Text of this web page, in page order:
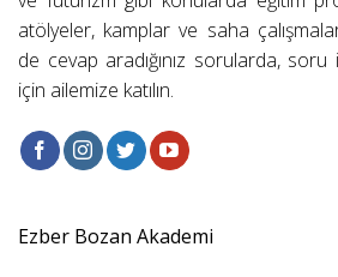
atölyeler, kamplar ve saha
de cevap aradığınız sorularda,
için ailemize katılın.
Ezber Bozan Akademi